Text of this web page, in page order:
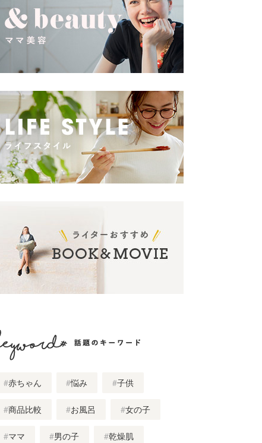
赤ちゃん 悩み 子供
商品比較 お風呂 女の子
ママ 男の子 乾燥肌